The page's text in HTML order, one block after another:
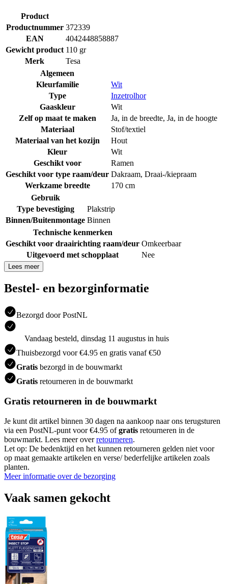
Product
Productnummer 372339
EAN
4042448858887
Gewicht product 110 gr
Merk
Tesa
Algemeen
Kleurfamilie
Wit
Type
Inzetrolhor
Gaaskleur
Wit
Zelf op maat te maken
Ja, in de breedte, Ja, in de hoogte
Materiaal
Stof/textiel
Materiaal van het kozijn
Hout
Kleur
Wit
Geschikt voor
Ramen
Geschikt voor type raam/deur Dakraam, Draai-/kiepraam
Werkzame breedte
170 cm
Gebruik
Type bevestiging
Plakstrip
Binnen/Buitenmontage Binnen
Technische kenmerken
Geschikt voor draairichting raam/deur Omkeerbaar
Uitgevoerd met schopplaat
Nee
Lees meer
Bestel- en bezorginformatie
Bezorgd door PostNL
Vandaag besteld, dinsdag 11 augustus in huis
Thuisbezorgd voor €4.95 en gratis vanaf €50
Gratis bezorgd in de bouwmarkt
Gratis retourneren in de bouwmarkt
Gratis retourneren in de bouwmarkt
Je kunt dit artikel binnen 30 dagen na aankoop naar ons terugsturen
via een PostNL-punt voor €4.95 ofgratis retourneren in de
bouwmarkt. Lees meer overretourneren.
Let op: De bedenktijd en het kunnen retourneren gelden niet voor
op maat gemaakte artikelen en verse/ bederfelijke artikelen zoals
planten.
Meer informatie over de bezorging
Vaak samen gekocht